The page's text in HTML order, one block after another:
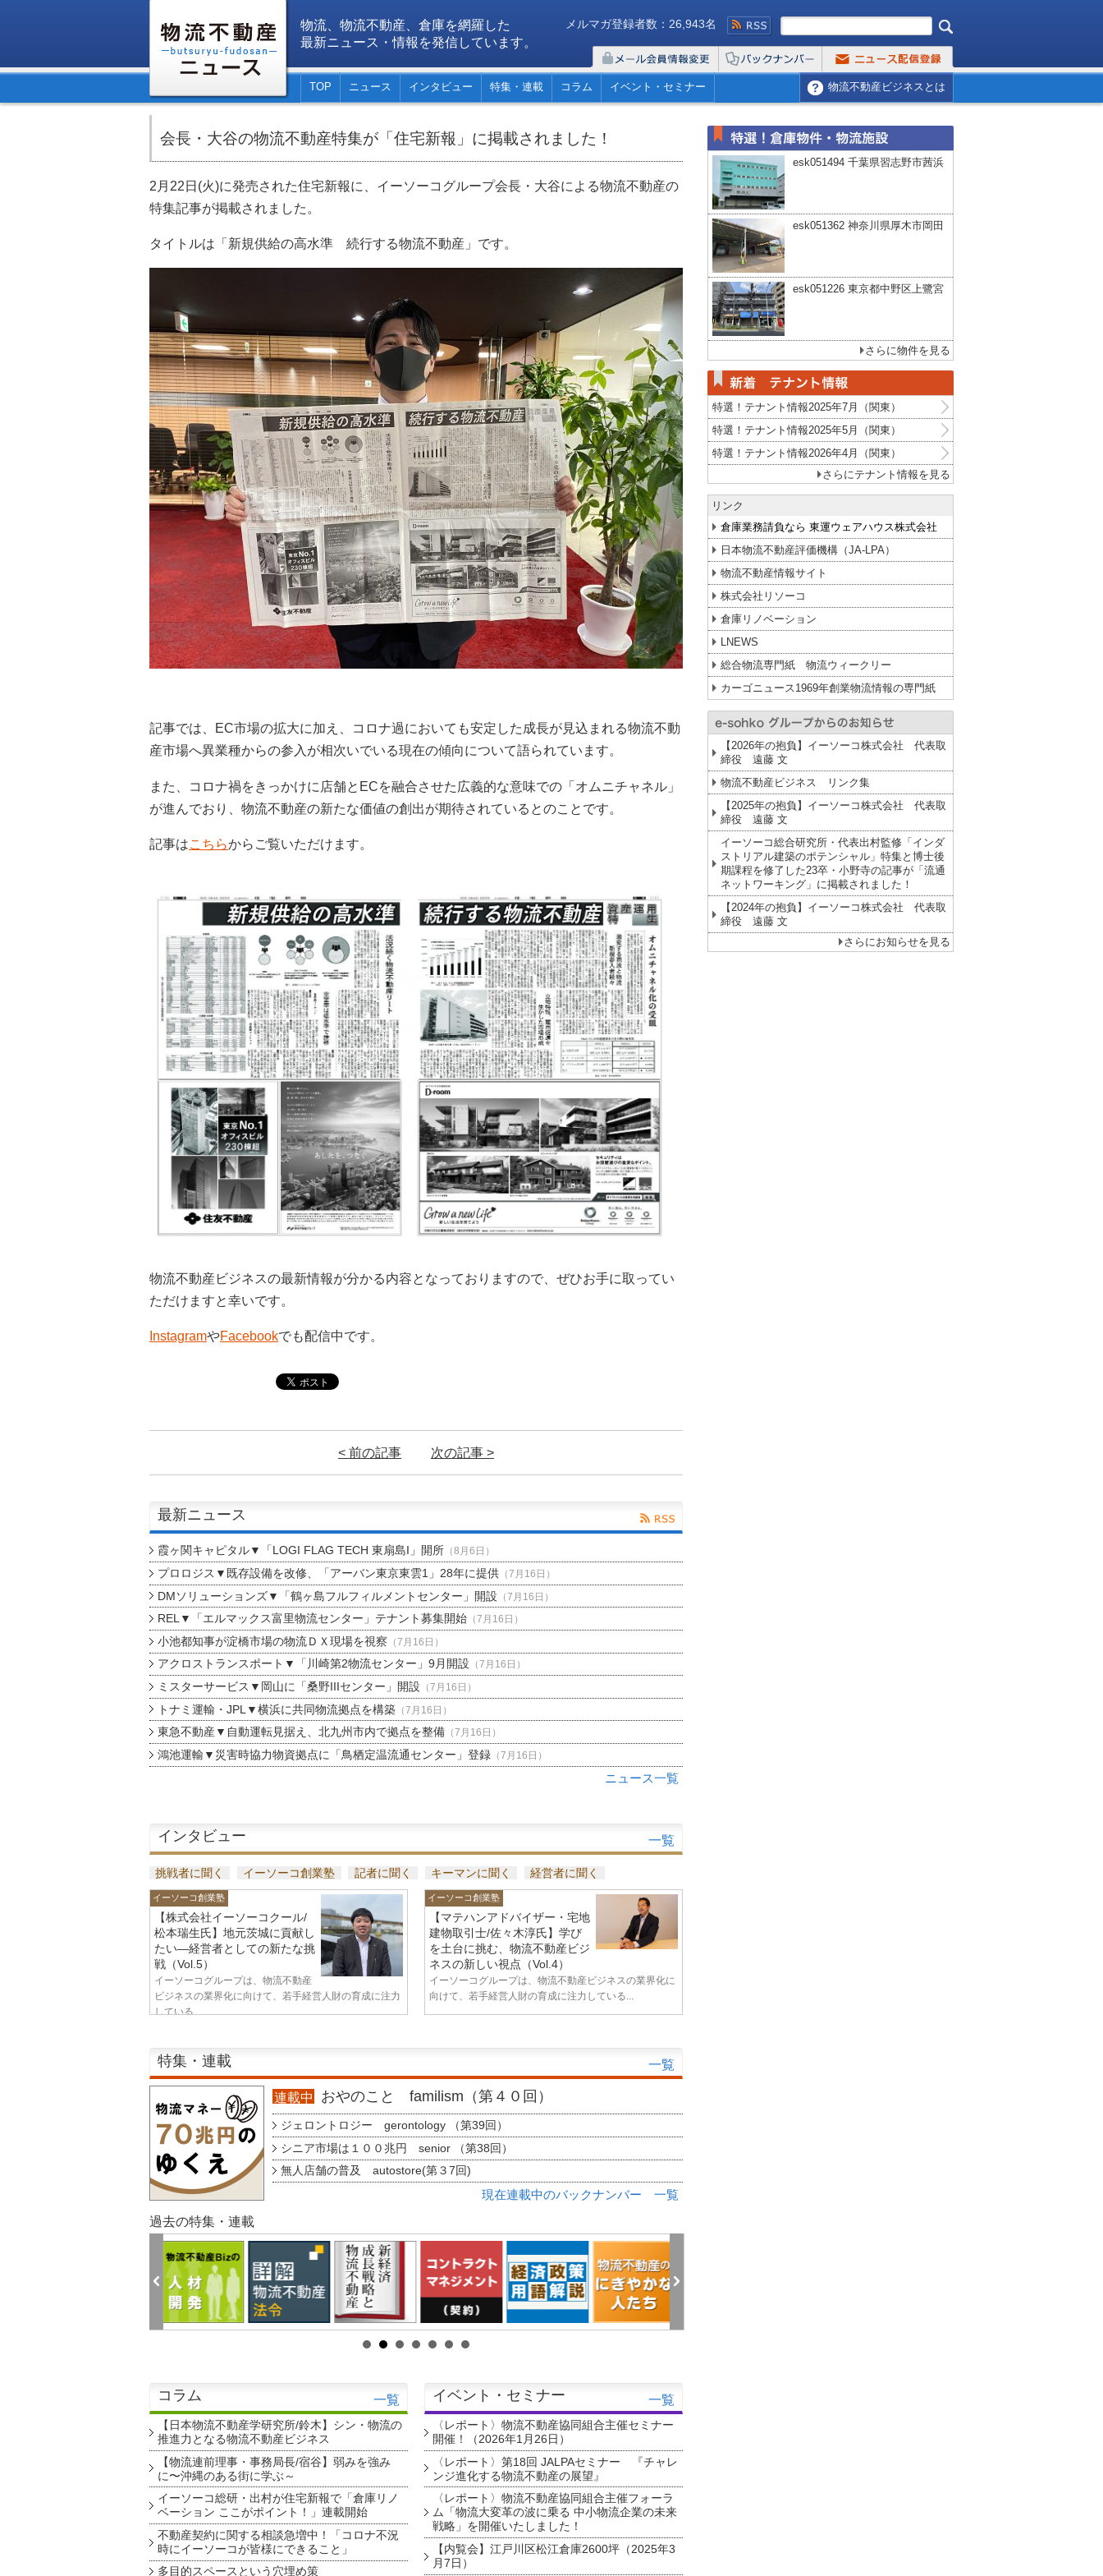
物流、物流不動産、倉庫を網羅した
最新ニュース・情報を発信しています。
メルマガ登録者数：26,943名
TOP ニュース インタビュー 特集・連載 コラム イベント・セミナー 物流不動産ビジネスとは
会長・大谷の物流不動産特集が「住宅新報」に掲載されました！
2月22日(火)に発売された住宅新報に、イーソーコグループ会長・大谷による物流不動産の
特集記事が掲載されました。
タイトルは「新規供給の高水準 続行する物流不動産」です。
記事では、EC市場の拡大に加え、コロナ過においても安定した成長が見込まれる物流不動
産市場へ異業種からの参入が相次いでいる現在の傾向について語られています。
また、コロナ禍をきっかけに店舗とECを融合させた広義的な意味での「オムニチャネル」
が進んでおり、物流不動産の新たな価値の創出が期待されているとのことです。
記事はこちらからご覧いただけます。
物流不動産ビジネスの最新情報が分かる内容となっておりますので、ぜひお手に取ってい
ただけますと幸いです。
InstagramやFacebookでも配信中です。
< 前の記事 次の記事 >
最新ニュース
霞ヶ関キャピタル▼「LOGI FLAG TECH 東扇島I」開所（8月6日）
プロロジス▼既存設備を改修、「アーバン東京東雲1」28年に提供（7月16日）
DMソリューションズ▼「鶴ヶ島フルフィルメントセンター」開設 （7月16日）
REL▼「エルマックス富里物流センター」テナント募集開始（7月16日）
小池都知事が淀橋市場の物流ＤＸ現場を視察 （7月16日）
アクロストランスポート▼「川崎第2物流センター」9月開設 （7月16日）
ミスターサービス▼岡山に「桑野IIIセンター」開設 （7月16日）
トナミ運輸・JPL▼横浜に共同物流拠点を構築（7月16日）
東急不動産▼自動運転見据え、北九州市内で拠点を整備（7月16日）
鴻池運輸▼災害時協力物資拠点に「鳥栖定温流通センター」登録（7月16日）
ニュース一覧
インタビュー 一覧
挑戦者に聞く イーソーコ創業塾 記者に聞く キーマンに聞く 経営者に聞く
イーソーコ創業塾
【株式会社イーソーコクール/
松本瑞生氏】地元茨城に貢献し
たい—経営者としての新たな挑
戦（Vol.5）
イーソーコグループは、物流不動産
ビジネスの業界化に向けて、若手経営人財の育成に注力
している...
イーソーコ創業塾
【マテハンアドバイザー・宅地
建物取引士/佐々木淳氏】学び
を土台に挑む、物流不動産ビジ
ネスの新しい視点（Vol.4）
イーソーコグループは、物流不動産ビジネスの業界化に
向けて、若手経営人財の育成に注力している...
特集・連載 一覧
連載中 おやのこと familism（第４０回）
ジェロントロジー gerontology （第39回）
シニア市場は１００兆円 senior （第38回）
無人店舗の普及 autostore(第３7回)
現在連載中のバックナンバー 一覧
過去の特集・連載
コラム 一覧
【日本物流不動産学研究所/鈴木】シン・物流の
推進力となる物流不動産ビジネス
【物流連前理事・事務局長/宿谷】弱みを強み
に〜沖縄のある街に学ぶ～
イーソーコ総研・出村が住宅新報で「倉庫リノ
ベーション ここがポイント！」連載開始
不動産契約に関する相談急増中！「コロナ不況
時にイーソーコが皆様にできること」
多目的スペースという穴埋め策
イベント・セミナー 一覧
〈レポート〉物流不動産協同組合主催セミナー
開催！（2026年1月26日）
〈レポート〉第18回 JALPAセミナー 『チャレ
ンジ進化する物流不動産の展望』
〈レポート〉物流不動産協同組合主催フォーラ
ム「物流大変革の波に乗る 中小物流企業の未来
戦略」を開催いたしました！
【内覧会】江戸川区松江倉庫2600坪（2025年3
月7日）
esk051494 千葉県習志野市茜浜
esk051362 神奈川県厚木市岡田
esk051226 東京都中野区上鷺宮
さらに物件を見る
特選！テナント情報2025年7月（関東）
特選！テナント情報2025年5月（関東）
特選！テナント情報2026年4月（関東）
さらにテナント情報を見る
リンク
倉庫業務請負なら 東運ウェアハウス株式会社
日本物流不動産評価機構（JA-LPA）
物流不動産情報サイト
株式会社リソーコ
倉庫リノベーション
LNEWS
総合物流専門紙 物流ウィークリー
カーゴニュース1969年創業物流情報の専門紙
【2026年の抱負】イーソーコ株式会社 代表取
締役 遠藤 文
物流不動産ビジネス リンク集
【2025年の抱負】イーソーコ株式会社 代表取
締役 遠藤 文
イーソーコ総合研究所・代表出村監修「インダ
ストリアル建築のポテンシャル」特集と博士後
期課程を修了した23卒・小野寺の記事が「流通
ネットワーキング」に掲載されました！
【2024年の抱負】イーソーコ株式会社 代表取
締役 遠藤 文
さらにお知らせを見る